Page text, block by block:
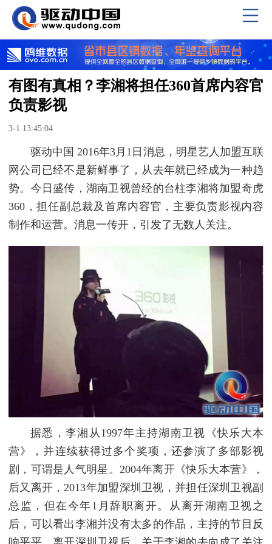
有图有真相？李湘将担任360首席内容官
负责影视
3-1 13:45:04
驱动中国 2016年3月1日消息，明星艺人加盟互联
网公司已经不是新鲜事了，从去年就已经成为一种趋
势。今日盛传，湖南卫视曾经的台柱李湘将加盟奇虎
360，担任副总裁及首席内容官，主要负责影视内容
制作和运营。消息一传开，引发了无数人关注。
据悉，李湘从1997年主持湖南卫视《快乐大本
营》，并连续获得过多个奖项，还参演了多部影视
剧，可谓是人气明星。2004年离开《快乐大本营》，
后又离开，2013年加盟深圳卫视，并担任深圳卫视副
总监，但在今年1月辞职离开。从离开湖南卫视之
后，可以看出李湘并没有太多的作品，主持的节目反